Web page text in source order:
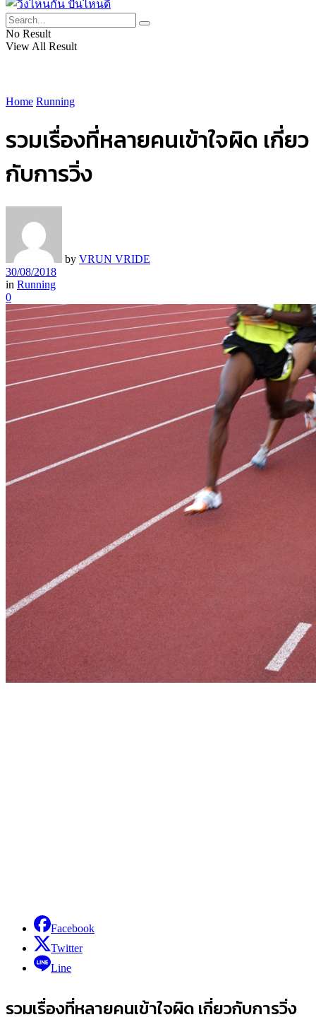
No Result
View All Result
Home Running
รวมเรื่องที่หลายคนเข้าใจผิด เกี่ยว
กับการวิ่ง
by VRUN VRIDE
30/08/2018
in Running
0
Facebook
Twitter
Line
รวมเรื่องที่หลายคนเข้าใจผิด เกี่ยวกับการวิ่ง